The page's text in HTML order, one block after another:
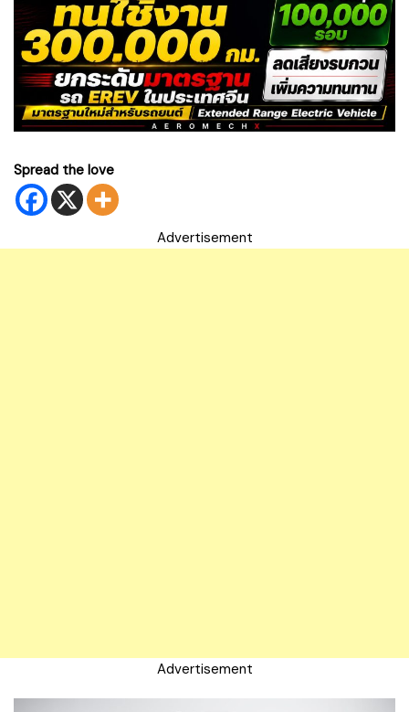
Spread the love
Advertisement
Advertisement